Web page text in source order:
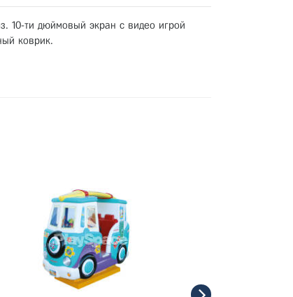
10-ти дюймовый экран с видео игрой
коврик.